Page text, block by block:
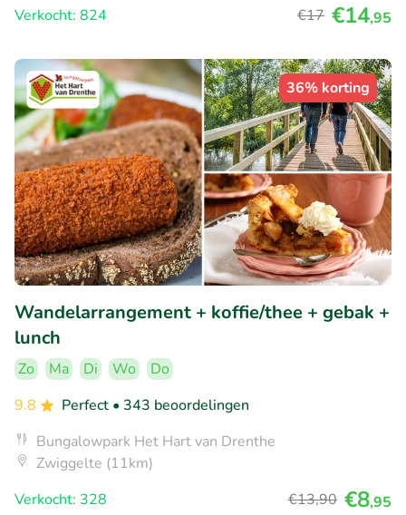
Verkocht: 824
€17 €14,95
36% korting
Wandelarrangement + koffie/thee + gebak +
lunch
Zo Ma Di Wo
Do
9.8
Perfect • 343 beoordelingen
Bungalowpark Het Hart van Drenthe
Zwiggelte (11km)
Verkocht: 328
€13,90 €8,95